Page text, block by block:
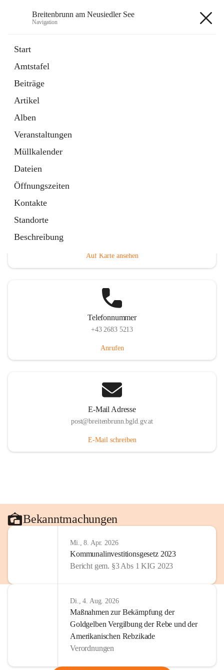
Breitenbrunn am Neusiedler See
Navigation
Start
Amtstafel
Beiträge
Artikel
Alben
Veranstaltungen
Müllkalender
Dateien
Öffnungszeiten
Kontakte
Standorte
Beschreibung
18 Schnellzugriffe
Gemeindeservice
Auf Karte ansehen
Telefonnummer
+43 2683 5213
Anrufen
E-Mail Adresse
post@breitenbrunn.bgld.gv.at
E-Mail schreiben
Bekanntmachungen
Mi., 8. Apr. 2026
Kommunalinvestitionsgesetz 2023
Bericht gem. §3 Abs 1 KIG 2023
Di., 4. Aug. 2026
Maßnahmen zur Bekämpfung der
Goldgelben Vergilbung der Rebe und der
Amerikanischen Rebzikade
Verordnungen